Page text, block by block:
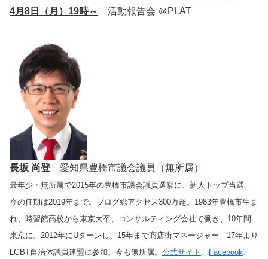
4月8日（月）19時～
活動報告会 ＠PLAT
長坂 尚登 愛知県豊橋市議会議員（無所属）
最年少・無所属で2015年の豊橋市議会議員選挙に、新人トップ当選。
今の任期は2019年まで。ブログ総アクセス300万超。1983年豊橋市生ま
れ、時習館高校から東京大卒、コンサルティング会社で働き、10年間
東京に。2012年にUターンし、15年まで商店街マネージャー。17年より
LGBT自治体議員連盟に参加。今も無所属。 公式サイト Facebook